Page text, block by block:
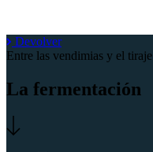
Devolver
Entre las vendimias y el tiraje
La fermentación